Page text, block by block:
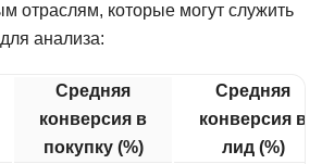
отраслям, которые могут служить
анализа:
Средняя
конверсия в
покупку (%)
Средняя
конверсия в
лид (%)